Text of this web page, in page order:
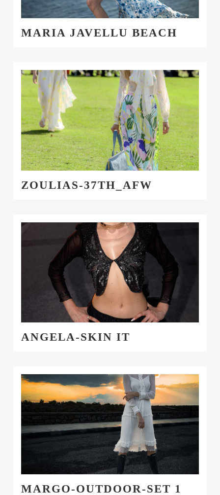
MARIA JAVELLU BEACH
ZOULIAS-37TH_AFW
ANGELA-SKIN IT
MARGO-OUTDOOR-SET 1